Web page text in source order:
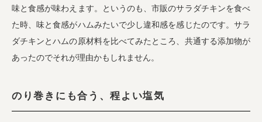
味と食感が味わえます。というのも、市販のサラダチキンを食べ
た時、味と食感がハムみたいで少し違和感を感じたのです。サラ
ダチキンとハムの原材料を比べてみたところ、共通する添加物が
あったのでそれが理由かもしれません。
のり巻きにも合う、程よい塩気